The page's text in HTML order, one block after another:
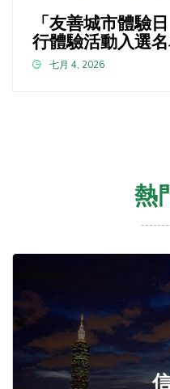
「友善城市體驗
行體驗活動入選
七月 4, 2026
熱